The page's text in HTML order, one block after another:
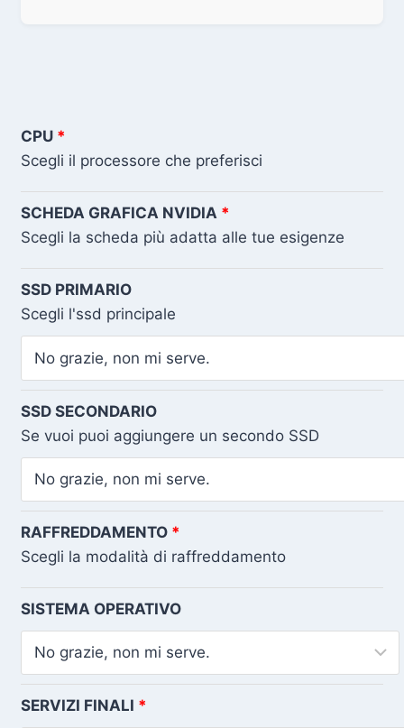
CPU
Scegli il processore che preferisci
SCHEDA GRAFICA NVIDIA
Scegli la scheda più adatta alle tue esigenze
SSD PRIMARIO
Scegli l'ssd principale
SSD SECONDARIO
Se vuoi puoi aggiungere un secondo SSD
RAFFREDDAMENTO
Scegli la modalità di raffreddamento
SISTEMA OPERATIVO
SERVIZI FINALI